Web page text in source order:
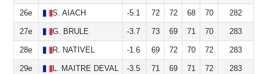
26e S. AIACH -5.1 72 72 68 70 282
27e G. BRULE -3.7 73 69 71 70 283
28e R. NATIVEL -1.6 69 72 70 72 283
29e L. MAITRE DEVALLON-3.5 71 69 71 72 283